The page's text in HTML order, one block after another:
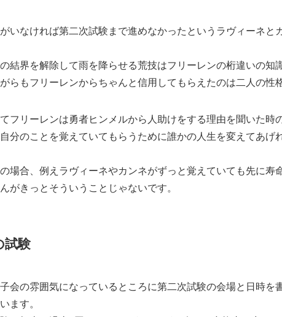
いなければ第二次試験まで進めなかったというラヴィーネと
結界を解除して雨を降らせる荒技はフリーレンの桁違いの知
らもフリーレンからちゃんと信用してもらえたのは二人の性
フリーレンは勇者ヒンメルから人助けをする理由を聞いた時
分のことを覚えていてもらうために誰かの人生を変えてあげ
場合、例えラヴィーネやカンネがずっと覚えていても先に寿
がきっとそういうことじゃないです。
試験
会の雰囲気になっているところに第二次試験の会場と日時を
ます。